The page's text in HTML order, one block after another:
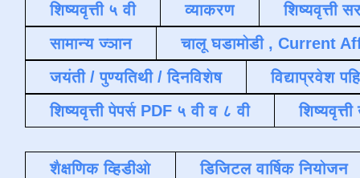
शिष्यवृत्ती ५ वी व्याकरण
शिष्यवृत्ती
सामान्य ज्ञान
चालू घडामोडी , Current
जयंती / पुण्यतिथी / दिनविशेष
विद्याप्रवेश
शिष्यवृत्ती पेपर्स PDF ५ वी व ८ वी
शैक्षणिक व्हिडीओ
डिजिटल वार्षिक नियोजन